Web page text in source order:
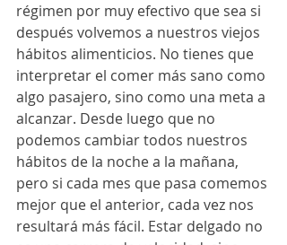
régimen por muy efectivo que sea si
después volvemos a nuestros viejos
hábitos alimenticios. No tienes que
interpretar el comer más sano como
algo pasajero, sino como una meta a
alcanzar. Desde luego que no
podemos cambiar todos nuestros
hábitos de la noche a la mañana,
pero si cada mes que pasa comemos
mejor que el anterior, cada vez nos
resultará más fácil. Estar delgado no